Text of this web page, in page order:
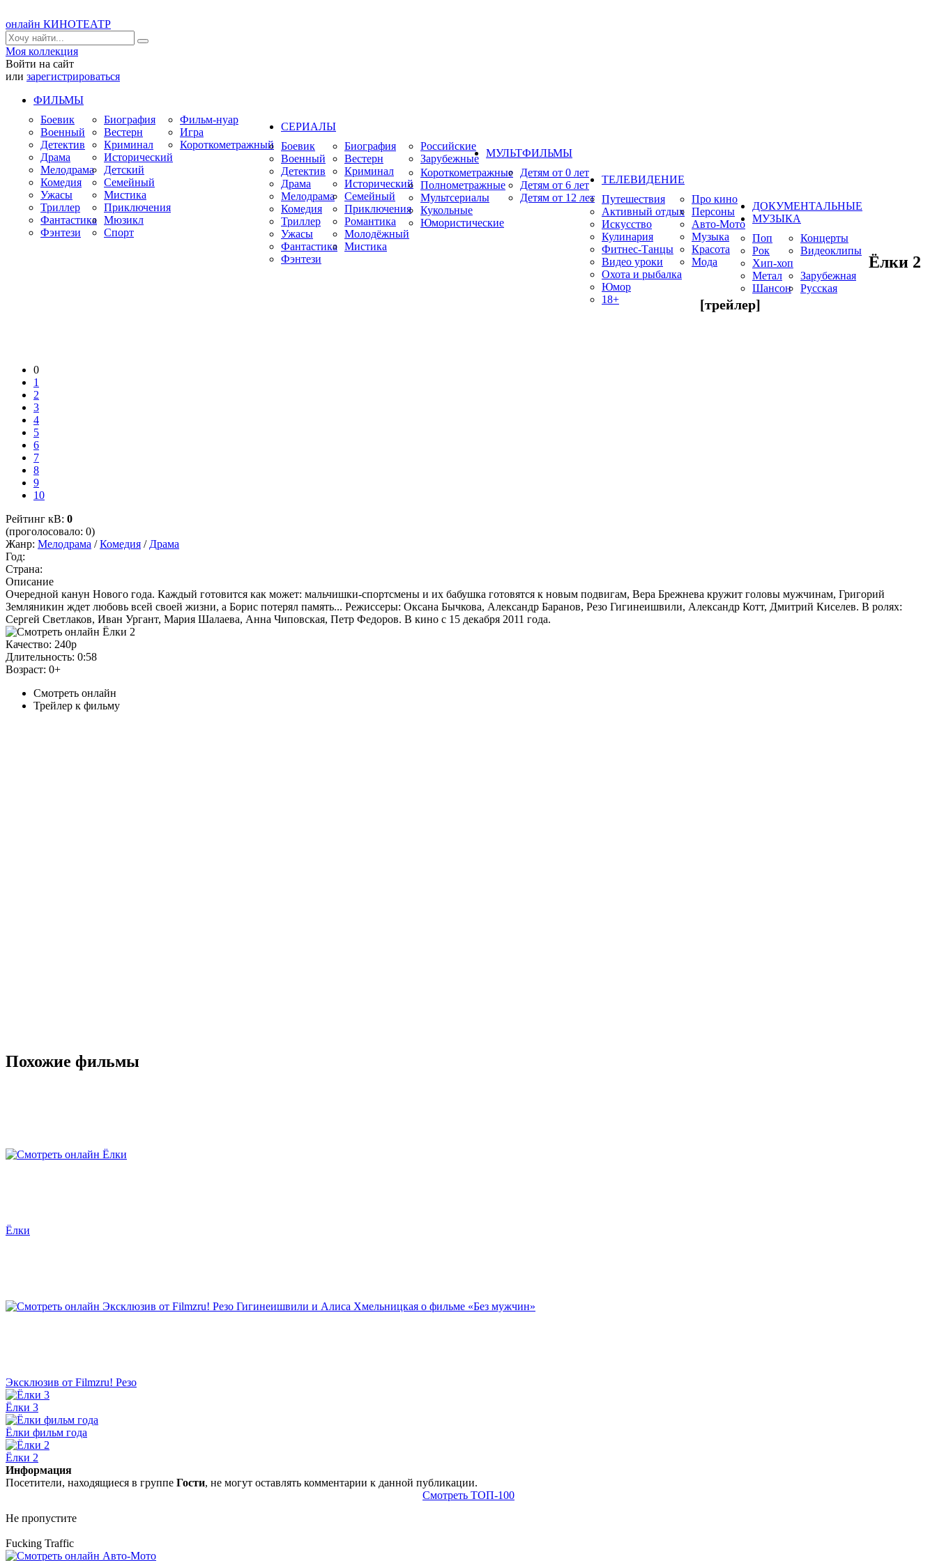
онлайн КИНОТЕАТР
Моя коллекция
Войти на сайт
или зарегистрироваться
ФИЛЬМЫ
Боевик
Военный
Детектив
Драма
Мелодрама
Комедия
Ужасы
Триллер
Фантастика
Фэнтези
Биография
Вестерн
Криминал
Исторический
Детский
Семейный
Мистика
Приключения
Мюзикл
Спорт
Фильм-нуар
Игра
Короткометражный
СЕРИАЛЫ
Боевик
Военный
Детектив
Драма
Мелодрама
Комедия
Триллер
Ужасы
Фантастика
Фэнтези
Биография
Вестерн
Криминал
Исторический
Семейный
Приключения
Романтика
Молодёжный
Мистика
Российские
Зарубежные МУЛЬТФИЛЬМЫ
Короткометражные
Полнометражные
Мультсериалы
Кукольные
Юмористические
Детям от 0 лет
Детям от 6 лет
Детям от 12 лет
ТЕЛЕВИДЕНИЕ
Путешествия
Активный отдых
Искусство
Кулинария
Фитнес-Танцы
Видео уроки
Охота и рыбалка
Юмор
18+
Про кино
Персоны
Авто-Мото
Музыка
Красота
Мода
ДОКУМЕНТАЛЬНЫЕ
МУЗЫКА
Поп
Рок
Хип-хоп
Метал
Шансон
Концерты
Видеоклипы
Зарубежная
Русская
Ёлки 2
[трейлер]
0
1
2
3
4
5
6
7
8
9
10
Рейтинг кВ: 0
(проголосовало: 0)
Жанр: Мелодрама /Комедия / Драма
Год:
Страна:
Описание
Очередной канун Нового года. Каждый готовится как может: мальчишки-спортсмены и их бабушка готовятся к новым подвигам, Вера Брежнева кружит головы мужчинам, Григорий
Земляникин ждет любовь всей своей жизни, а Борис потерял память... Режиссеры: Оксана Бычкова, Александр Баранов, Резо Гигинеишвили, Александр Котт, Дмитрий Киселев. В ролях:
Сергей Светлаков, Иван Ургант, Мария Шалаева, Анна Чиповская, Петр Федоров. В кино с 15 декабря 2011 года.
Качество: 240p
Длительность: 0:58
Возраст: 0+
Смотреть онлайн
Трейлер к фильму
Похожие фильмы
Ёлки
Эксклюзив от Filmzru! Резо
Ёлки 3
Ёлки фильм года
Ёлки 2
Информация
Посетители, находящиеся в группе Гости, не могут оставлять комментарии к данной публикации.
Смотреть ТОП-100
Не пропустите
Fucking Traffic